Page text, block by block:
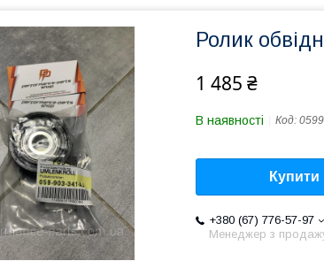
Ролик
1 485 ₴
В наявності Код:
Купити
+380 (67) 776-57-97
Менеджер з